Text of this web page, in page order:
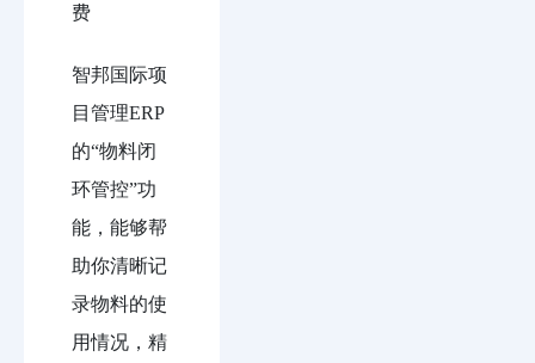
费
智邦国际项
目管理ERP
的“物料闭
环管控”功
能，能够帮
助你清晰记
录物料的使
用情况，精